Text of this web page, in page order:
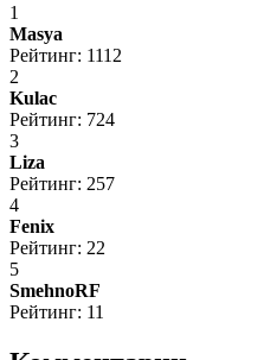
1
Masya
Рейтинг: 1112
2
Kulac
Рейтинг: 724
3
Liza
Рейтинг: 257
4
Fenix
Рейтинг: 22
5
SmehnoRF
Рейтинг: 11